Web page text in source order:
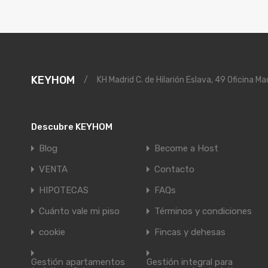
KEYHOM / KH Madrid C. de Hilarión Eslava, 49 Oficina
Descubre KEYHOM
Blog
Become a Host
VENTA
Contacto
HIPOTECAS
FAQs
Cuánto vale mi piso
Términos y condiciones
cookie
Fincas y dehesas
Gestión apartamentos
Gestión integral para